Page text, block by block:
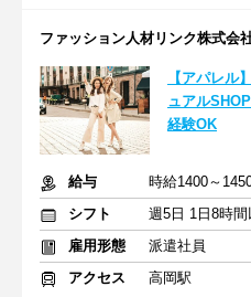
ファッション人材リンク株式会
【アパレ
ュアル
経験OK
給与
時給1400～
シフト
週5日 1日8時間
雇用形態
派遣社員
アクセス
高岡駅